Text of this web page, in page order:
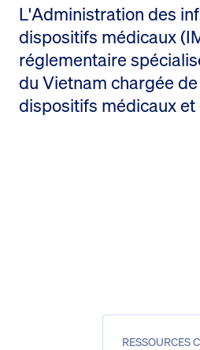
L'Administration des
dispositifs médicaux
réglementaire
du Vietnam chargée
dispositifs médicaux et
RESSOURCES